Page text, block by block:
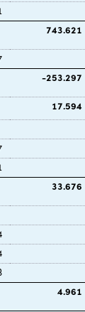
743.621
-253.297
17.594
33.676
4.961